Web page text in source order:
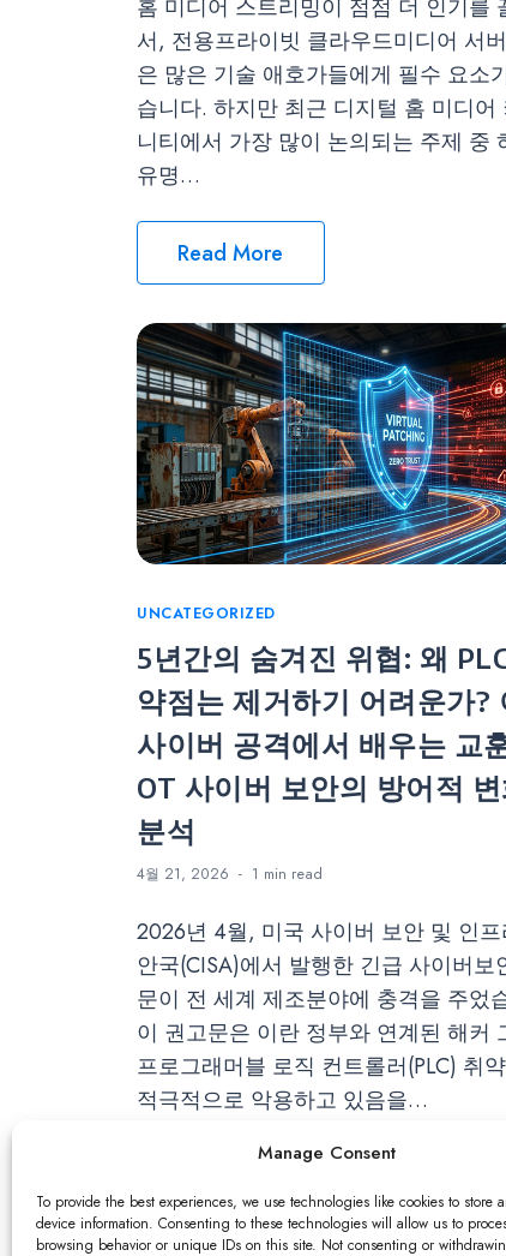
Manage Consent
To provide the best experiences, we use technologies like cookies to store
device information. Consenting to these technologies will allow us to
browsing behavior or unique IDs on this site. Not consenting or
홈 미디어 스트리밍이 점점 더 인기를
서, 전용프라이빗 클라우드미디어 서
은 많은 기술 애호가들에게 필수 요소
습니다. 하지만 최근 디지털 홈 미디어
니티에서 가장 많이 논의되는 주제 중
유명…
Read More
Categories
UNCATEGORIZED
5년간의 숨겨진 위협: 왜
약점는 제거하기 어려운가?
사이버 공격에서 배우는 교
OT 사이버 보안의 방어적
분석
4월 21, 2026 1 min read
2026년 4월, 미국 사이버 보안 및 인프
안국(CISA)에서 발행한 긴급 사이버보
문이 전 세계 제조분야에 충격을 주었
이 권고문은 이란 정부와 연계된 해커
프로그래머블 로직 컨트롤러(PLC) 취
적극적으로 악용하고 있음을…